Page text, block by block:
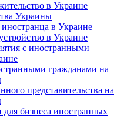
в Украине
Украины
в Украине
в Украине
с иностранными
гражданами на
представительства на
бизнеса иностранных